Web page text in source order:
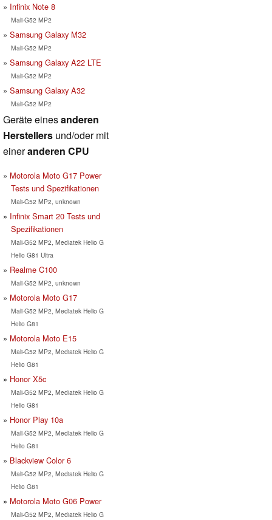
Infinix Note 8
Mali-G52 MP2
Samsung Galaxy M32
Mali-G52 MP2
Samsung Galaxy A22 LTE
Mali-G52 MP2
Samsung Galaxy A32
Mali-G52 MP2
Geräte einesanderen
Herstellers und/oder mit
eineranderen CPU
Motorola Moto G17 Power
Tests und Spezifikationen
Mali-G52 MP2, unknown
Infinix Smart 20 Tests und
Spezifikationen
Mali-G52 MP2, Mediatek Helio G
Helio G81 Ultra
Realme C100
Mali-G52 MP2, unknown
Motorola Moto G17
Mali-G52 MP2, Mediatek Helio G
Helio G81
Motorola Moto E15
Mali-G52 MP2, Mediatek Helio G
Helio G81
Honor X5c
Mali-G52 MP2, Mediatek Helio G
Helio G81
Honor Play 10a
Mali-G52 MP2, Mediatek Helio G
Helio G81
Blackview Color 6
Mali-G52 MP2, Mediatek Helio G
Helio G81
Motorola Moto G06 Power
Mali-G52 MP2, Mediatek Helio G